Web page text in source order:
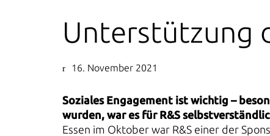
Unterstützung
16. November 2021
Soziales Engagement ist wichtig –
wurden, war es für R&S
Essen im Oktober war R&S einer der